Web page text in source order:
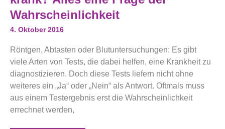
Wahrscheinlichkeit
4. Oktober 2016
Röntgen, Abtasten oder Blutuntersuchungen: Es gibt
viele Arten von Tests, die dabei helfen, eine Krankheit zu
diagnostizieren. Doch diese Tests liefern nicht ohne
weiteres ein „Ja“ oder „Nein“ als Antwort. Oftmals muss
aus einem Testergebnis erst die Wahrscheinlichkeit
errechnet werden,
Doch
Nicht
Krank?
Alles
Der
Wahrscheinlichkeit